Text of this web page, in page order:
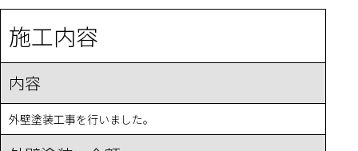
施工内容
内容
外壁塗装工事を行いました。